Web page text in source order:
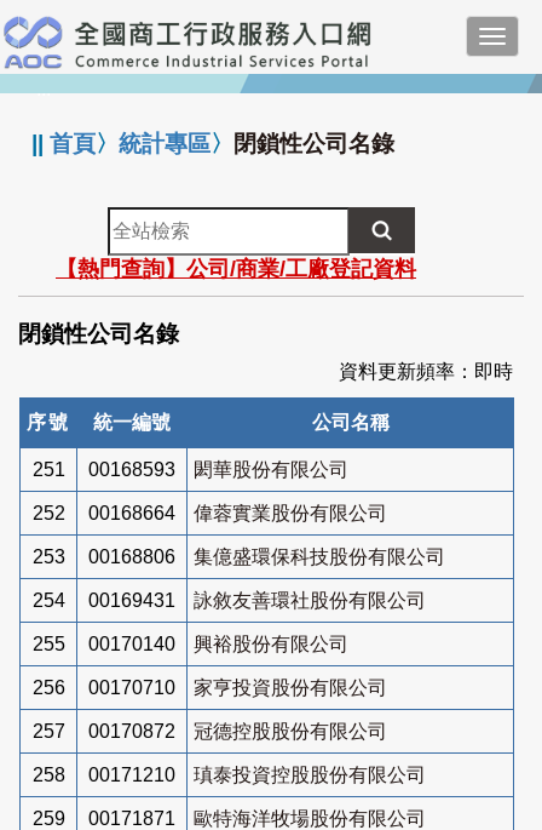
跳
到
主
要
:::
||首頁〉統計專區〉 閉鎖性公司名錄
全
站
檢
索
【熱門查詢】公司/商業/工廠登記資料
閉鎖性公司名錄
資料更新頻率：即時
序號 統一編號 公司名稱
251 00168593 閎華股份有限公司
252 00168664 偉蓉實業股份有限公司
253 00168806 集億盛環保科技股份有限公司
254 00169431 詠敘友善環社股份有限公司
255 00170140 興裕股份有限公司
256 00170710 家亨投資股份有限公司
257 00170872 冠德控股股份有限公司
258 00171210 瑱泰投資控股股份有限公司
259 00171871 歐特海洋牧場股份有限公司